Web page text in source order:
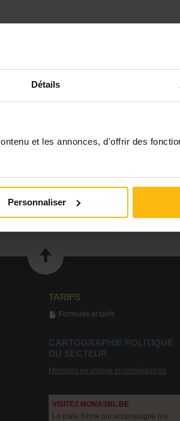
Détails
et les annonces, d'offrir des
Personnaliser
TARIFS
Formules et tarifs
CARTOGRAPHIE POLITIQUE
DU SECTEUR
Ministres en charge et compétences
VISITEZ MONASBL.BE
La plate-forme qui accompagne les